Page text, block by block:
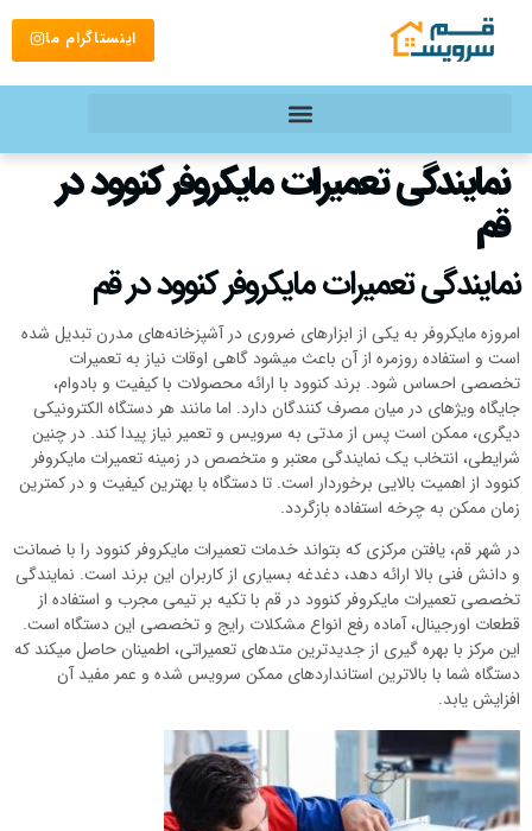
اینستاگرام ما
نمایندگی تعمیرات مایکروفر کنوود در
قم
نمایندگی تعمیرات مایکروفر کنوود در قم
امروزه مایکروفر به یکی از ابزارهای ضروری در آشپزخانه‌های مدرن تبدیل شده
است و استفاده روزمره از آن باعث میشود گاهی اوقات نیاز به تعمیرات
تخصصی احساس شود. برند کنوود با ارائه محصولات با کیفیت و بادوام،
جایگاه ویژهای در میان مصرف کنندگان دارد. اما مانند هر دستگاه الکترونیکی
دیگری، ممکن است پس از مدتی به سرویس و تعمیر نیاز پیدا کند. در چنین
شرایطی، انتخاب یک نمایندگی معتبر و متخصص در زمینه تعمیرات مایکروفر
کنوود از اهمیت بالایی برخوردار است. تا دستگاه با بهترین کیفیت و در کمترین
زمان ممکن به چرخه استفاده بازگردد.
در شهر قم، یافتن مرکزی که بتواند خدمات تعمیرات مایکروفر کنوود را با ضمانت
و دانش فنی بالا ارائه دهد، دغدغه بسیاری از کاربران این برند است. نمایندگی
تخصصی تعمیرات مایکروفر کنوود در قم با تکیه بر تیمی مجرب و استفاده از
قطعات اورجینال، آماده رفع انواع مشکلات رایج و تخصصی این دستگاه است.
این مرکز با بهره گیری از جدیدترین متدهای تعمیراتی، اطمینان حاصل میکند که
دستگاه شما با بالاترین استانداردهای ممکن سرویس شده و عمر مفید آن
افزایش یابد.